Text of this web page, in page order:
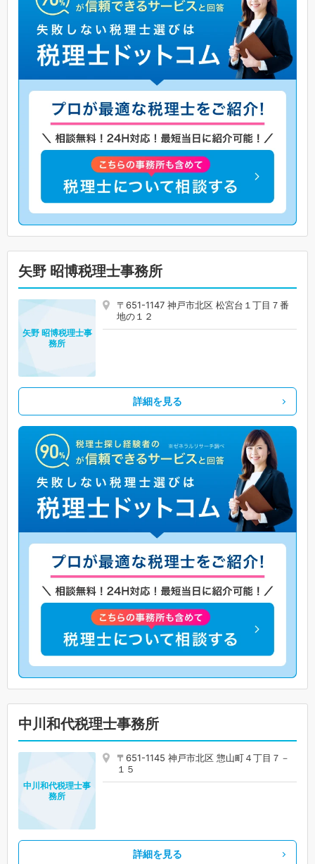
矢野 昭博税理士事務所
〒651-1147 神戸市北区 松宮台１丁目７番
地の１２
矢野 昭博税理士事
務所
詳細を見る
中川和代税理士事務所
〒651-1145 神戸市北区 惣山町４丁目７－
１５
中川和代税理士事
務所
詳細を見る